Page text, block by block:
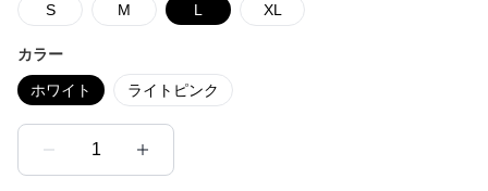
S M L XL
カラー
ホワイト ライトピンク
1